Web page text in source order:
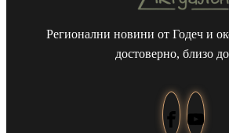
Регионални новини от Годеч и
достоверно, близо